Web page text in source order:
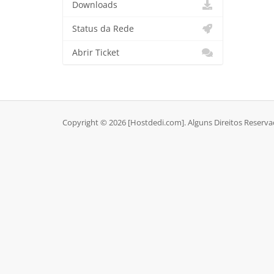
Downloads
Status da Rede
Abrir Ticket
Copyright © 2026 [Hostdedi.com]. Alguns Direitos